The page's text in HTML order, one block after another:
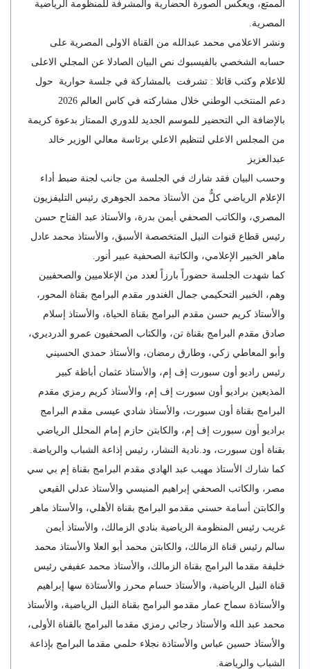
الممتع، ويعكس الصورة الحضارية والمشرفة للمنظومة الرياضية
المصرية.
ونشر الاعلامي محمد عبدالله من القناة الاولى المصرية على
حسابه الشخصي بالفيسبوك نص البيان الصادلا عن المجلي الاعلى
للاعلام وكتب قائلا : تشرفت بالمشاركة في جلسة حوارية حول
دعم المنتخب الوطني خلال مشاركته في كاس العالم 2026
بالإضافة الي التحضير للموسم الجديد للدوري الممتاز بدعوة كريمة
من المجلس الاعلي لتنظيم الاعلي برئاسة معالي الوزير خالد
عبدالعزيز
وحسب البيان فقد شارك في الجلسة من جانب لجنة ضبط أداء
الإعلام الرياضي كلٌّ من الأستاذ محمد الجوهري رئيس التليفزيون
المصري، والكاتب الصحفي أيمن بدرة، والأستاذ عبد الفتاح حسن
رئيس قطاع قنوات النيل المتخصصة الأسبق، والأستاذ محمد عادل
ماهر الخبير الإعلامي، والكاتبة الصحفية عبير أنور.
كما شهدت الجلسة حضوراً بارزاً لعدد من الإعلاميين والصحفيين
وهم، الخبير التحكيمي جمال الغندور مقدم البرامج بقناة المحور،
والأستاذ كريم حسن مقدم البرامج بقناة الحياة، والأستاذ إسلام
صادق مقدم البرامج بقناة تن، والكتاب الصحفيون عمرو الدرديري،
وأبو المعاطي زكي، وطارق رمضان، والأستاذ حمدي الحسيني
رئيس راديو أون سبورت إف إم، والأستاذ عثمان أباظة كبير
المذيعين براديو أون سبورت إف إم، والأستاذ كريم رمزي مقدم
البرامج بقناة أون سبورت، والأستاذ شادي عيسى مقدم البرامج
براديو أون سبورت إف إم، والكابتن حازم إمام المحلل الرياضي
بقناة أون سبورت، ود.نادية النشار، رئيس إذاعة الشباب والرياضة.
كما شارك الأستاذ مهيب عبد الهادي مقدم البرامج بقناة إم بي سي
مصر، والكاتب الصحفي إبراهيم المنيسي والأستاذ عدلي القيعي
والكابتن أسامة حسني مقدمو البرامج بقناة الأهلي، والأستاذ ماهر
غريب رئيس المنظومة الرياضية بنادي الزمالك، والأستاذ أيمن
سالم رئيس قناة الزمالك، والكابتن محمد أبو العلا والأستاذ محمد
خليفة مقدما البرامج بقناة الزمالك، والأستاذ محمد عفيفي رئيس
قناة النيل الرياضية، والأستاذ حسام محرز والأستاذة سها إبراهيم
والأستاذة سماح عمار مقدمو البرامج بقناة النيل الرياضية، والأستاذ
محمد عبد الله والأستاذ رجائي رمزي مقدما البرامج بالقناة الأولى،
والأستاذ حسين عباس والأستاذة نجلاء حلمي مقدما البرامج بإذاعة
الشباب والرياضة.